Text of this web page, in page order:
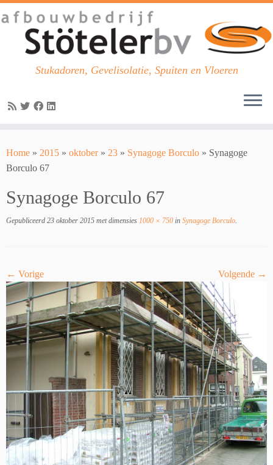
to
content
Stukadoren, Gevelisolatie, Spuiten en Vloeren
Home » 2015 » oktober » 23 » Synagoge Borculo » Synagoge
Borculo 67
Synagoge Borculo 67
Gepubliceerd 23 oktober 2015 met dimensies 1000 × 750 in Synagoge Borculo
← Vorige Volgende →